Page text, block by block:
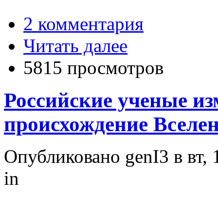
2 комментария
Читать далее
5815 просмотров
Российские ученые
происхождение
Опубликовано genI3 в
in